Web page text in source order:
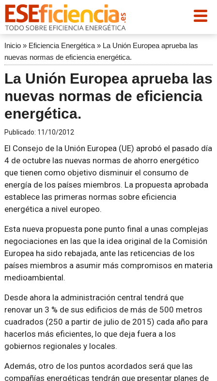
Inicio» Eficiencia Energética» La Unión Europea aprueba las
nuevas normas de eficiencia energética.
La Unión Europea aprueba las
nuevas normas de eficiencia
energética.
Publicado: 11/10/2012
El Consejo de la Unión Europea (UE) aprobó el pasado día
4 de octubre las nuevas normas de ahorro energético
que tienen como objetivo disminuir el consumo de
energía de los países miembros. La propuesta aprobada
establece las primeras normas sobre eficiencia
energética a nivel europeo.
Esta nueva propuesta pone punto final a unas complejas
negociaciones en las que la idea original de la Comisión
Europea ha sido rebajada, ante las reticencias de los
países miembros a asumir más compromisos en materia
medioambiental.
Desde ahora la administración central tendrá que
renovar un 3 % de sus edificios de más de 500 metros
cuadrados (250 a partir de julio de 2015) cada año para
hacerlos más eficientes, lo que deja fuera a los
gobiernos regionales y locales.
Además, otro de los puntos acordados será que las
compañías energéticas tendrán que presentar planes de